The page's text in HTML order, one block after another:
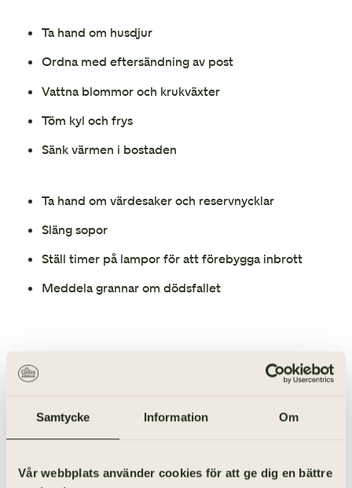
Samtycke Information Om
Vår webbplats använder cookies för att ge dig en bättre
Ta hand om husdjur
Ordna med eftersändning av post
Vattna blommor och krukväxter
Töm kyl och frys
Sänk värmen i bostaden
Ta hand om värdesaker och reservnycklar
Släng sopor
Ställ timer på lampor för att förebygga inbrott
Meddela grannar om dödsfallet